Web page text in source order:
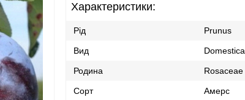
Характеристики:
Рід Prunus
Вид Domestica
Родина Rosaceae
Сорт Амерс